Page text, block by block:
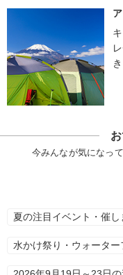
今みんなが気になっ
夏の注目イベント・催し
水かけ祭り・ウォーター